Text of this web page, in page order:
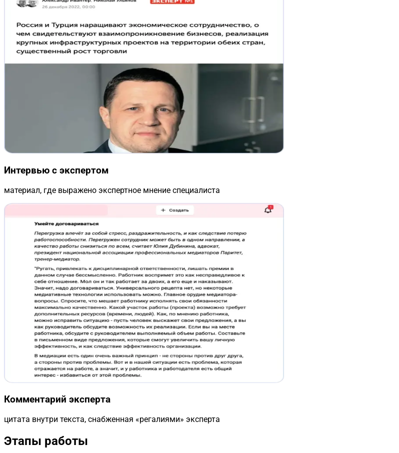
Интервью с экспертом
материал, где выражено экспертное мнение специалиста
Комментарий эксперта
цитата внутри текста, снабженная «регалиями» эксперта
Этапы работы